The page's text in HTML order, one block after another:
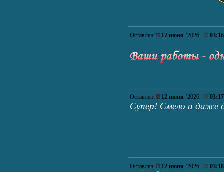
Оставлен: 12 июня ’2026 03:16
Оставлен: 12 июня ’2026 03:17
Супер! Смело и даже
Оставлен: 12 июня ’2026 03:18